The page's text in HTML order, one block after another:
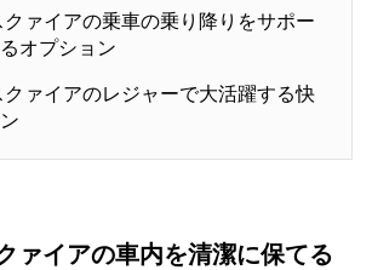
クァイアの乗車の乗り降りをサポー
オプション
クァイアのレジャーで大活躍する快
ァイアの車内を清潔に保てる